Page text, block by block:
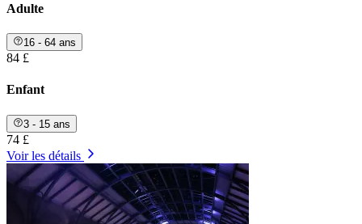
Adulte
16 - 64 ans
84 £
Enfant
3 - 15 ans
74 £
Voir les détails